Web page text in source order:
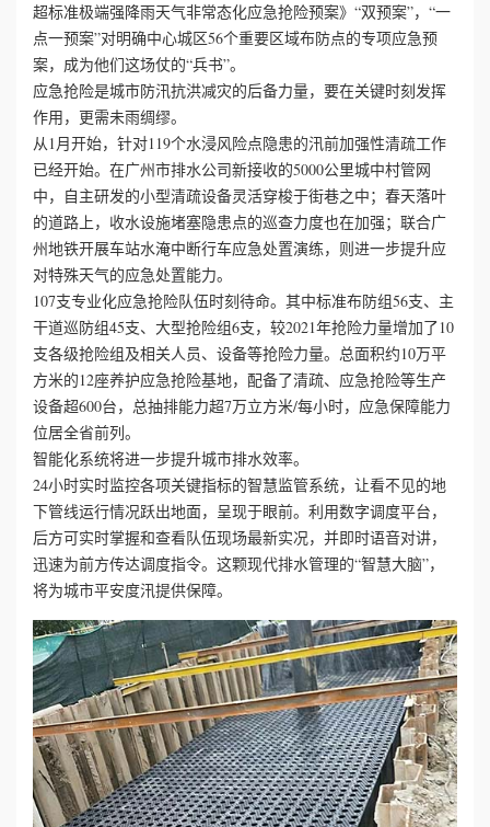
超标准极端强降雨天气非常态化应急抢险预案》“双预案”，“一
点一预案”对明确中心城区56个重要区域布防点的专项应急预
案，成为他们这场仗的“兵书”。
应急抢险是城市防汛抗洪减灾的后备力量，要在关键时刻发挥
作用，更需未雨绸缪。
从1月开始，针对119个水浸风险点隐患的汛前加强性清疏工作
已经开始。在广州市排水公司新接收的5000公里城中村管网
中，自主研发的小型清疏设备灵活穿梭于街巷之中；春天落叶
的道路上，收水设施堵塞隐患点的巡查力度也在加强；联合广
州地铁开展车站水淹中断行车应急处置演练，则进一步提升应
对特殊天气的应急处置能力。
107支专业化应急抢险队伍时刻待命。其中标准布防组56支、主
干道巡防组45支、大型抢险组6支，较2021年抢险力量增加了10
支各级抢险组及相关人员、设备等抢险力量。总面积约10万平
方米的12座养护应急抢险基地，配备了清疏、应急抢险等生产
设备超600台，总抽排能力超7万立方米/每小时，应急保障能力
位居全省前列。
智能化系统将进一步提升城市排水效率。
24小时实时监控各项关键指标的智慧监管系统，让看不见的地
下管线运行情况跃出地面，呈现于眼前。利用数字调度平台，
后方可实时掌握和查看队伍现场最新实况，并即时语音对讲，
迅速为前方传达调度指令。这颗现代排水管理的“智慧大脑”，
将为城市平安度汛提供保障。